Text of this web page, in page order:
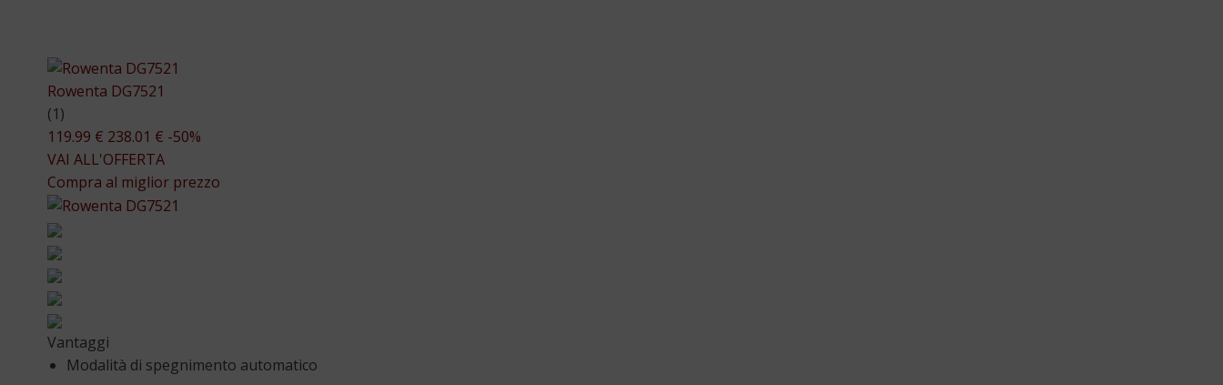
Rowenta DG7521
(1)
119.99 € 238.01 € -50%
VAI ALL'OFFERTA
Compra al miglior prezzo
Vantaggi
Modalità di spegnimento automatico